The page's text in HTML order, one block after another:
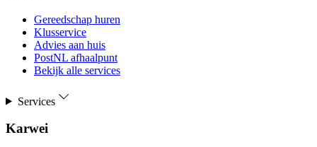
Gereedschap huren
Klusservice
Advies aan huis
PostNL afhaalpunt
Bekijk alle services
Services
Karwei